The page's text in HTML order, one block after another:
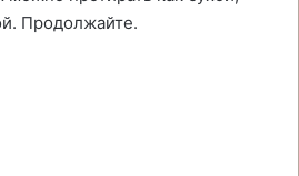
Продолжайте.